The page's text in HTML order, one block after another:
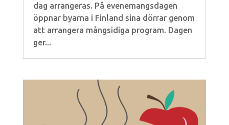
dag arrangeras. På evenemangsdagen
öppnar byarna i Finland sina dörrar genom
att arrangera mångsidiga program. Dagen
ger...